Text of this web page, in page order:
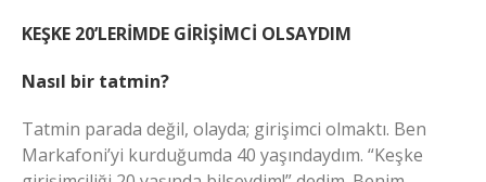
KEŞKE 20’LERİMDE GİRİŞİMCİ OLSAYDIM
Nasıl bir tatmin?
Tatmin parada değil, olayda; girişimci olmaktı. Ben
Markafoni’yi kurduğumda 40 yaşındaydım. “Keşke